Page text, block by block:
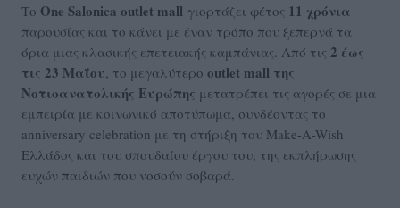
Το One Salonica outlet mall γιορτάζει φέτος 11 χρόνια
παρουσίας και το κάνει με έναν τρόπο που ξεπερνά τα
όρια μιας κλασικής επετειακής καμπάνιας. Από τις 2 έως
τις 23 Μαΐου, το μεγαλύτερο outlet mall της
Νοτιοανατολικής Ευρώπης μετατρέπει τις αγορές σε μια
εμπειρία με κοινωνικό αποτύπωμα, συνδέοντας το
anniversary celebration με τη στήριξη του Make-A-Wish
Ελλάδος και του σπουδαίου έργου του, της εκπλήρωσης
ευχών παιδιών που νοσούν σοβαρά.